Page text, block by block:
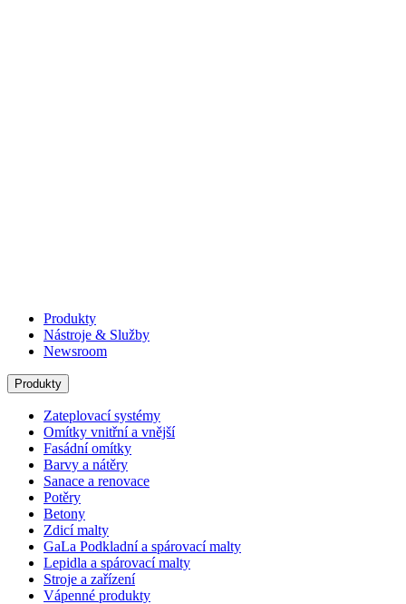
Produkty
Nástroje & Služby
Newsroom
Produkty
Zateplovací systémy
Omítky vnitřní a vnější
Fasádní omítky
Barvy a nátěry
Sanace a renovace
Potěry
Betony
Zdicí malty
GaLa Podkladní a spárovací malty
Lepidla a spárovací malty
Stroje a zařízení
Vápenné produkty